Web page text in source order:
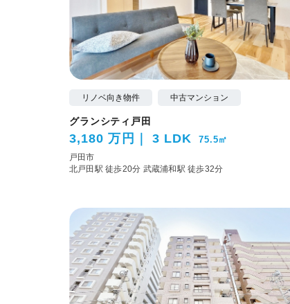
リノベ向き物件 中古マンション
グランシティ戸田
3,180 万円 3 LDK 75.5㎡
戸田市
北戸田駅 徒歩20分 武蔵浦和駅 徒歩32分